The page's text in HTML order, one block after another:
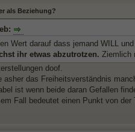
als Beziehung?
Wert darauf dass jemand WILL
ihr etwas abzutrotzen. Ziemlich
doof.
asher das Freiheitsverständnis
ist wenn beide daran Gefallen
Fall bedeutet einen Punkt von